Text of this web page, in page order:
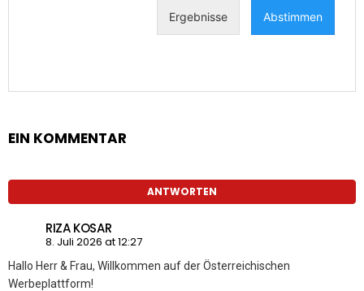
EIN KOMMENTAR
ANTWORTEN
RIZA KOSAR
8. Juli 2026 at 12:27
Hallo Herr & Frau, Willkommen auf der Österreichischen
Werbeplattform!